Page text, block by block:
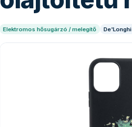
Elektromos hősugárzó / melegítő